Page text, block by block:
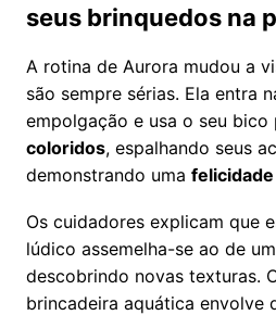
seus brinquedos na
A rotina de Aurora mudou a
são sempre sérias. Ela entra
empolgação e usa o seu bico
coloridos, espalhando seus
demonstrando uma
Os cuidadores explicam que
lúdico assemelha-se ao de
descobrindo novas texturas.
brincadeira aquática envolve